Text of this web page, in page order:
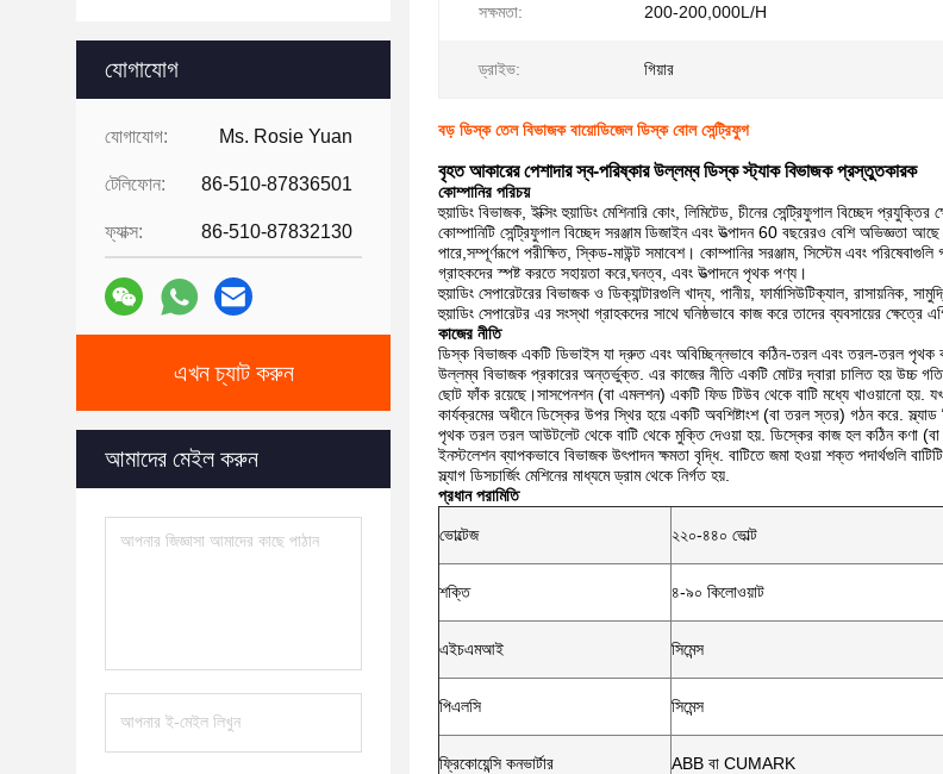
যোগাযোগ
যোগাযোগ: Ms. Rosie Yuan
টেলিফোন: 86-510-87836501
ফ্যাক্স: 86-510-87832130
এখন চ্যাট করুন
আমাদের মেইল ​​করুন
সক্ষমতা: 200-200,000L/H
ড্রাইভ: গিয়ার
বড় ডিস্ক তেল বিভাজক বায়োডিজেল ডিস্ক বোল সেন্ট্রিফুগ
বৃহত আকারের পেশাদার স্ব-পরিষ্কার উল্লম্ব ডিস্ক স্ট্যাক বিভাজক প্রস্তুতকারক
কোম্পানির পরিচয়
হুয়াডিং বিভাজক, ইক্সিং হুয়াডিং মেশিনারি কোং, লিমিটেড, চীনের সেন্ট্রিফুগাল বিচ্ছেদ
কোম্পানিটি সেন্ট্রিফুগাল বিচ্ছেদ সরঞ্জাম ডিজাইন এবং উত্পাদন 60 বছরেরও বেশি অভিজ্ঞতা
পারে,সম্পূর্ণরূপে পরীক্ষিত, স্কিড-মাউন্ট সমাবেশ। কোম্পানির সরঞ্জাম, সিস্টেম এবং
গ্রাহকদের স্পষ্ট করতে সহায়তা করে,ঘনত্ব, এবং উত্পাদনে পৃথক পণ্য।
হুয়াডিং সেপারেটরের বিভাজক ও ডিক্যান্টারগুলি খাদ্য, পানীয়, ফার্মাসিউটিক্যাল, রাসায়নিক,
হুয়াডিং সেপারেটর এর সংস্থা গ্রাহকদের সাথে ঘনিষ্ঠভাবে কাজ করে তাদের ব্যবসায়ের ক্ষেত্রে
কাজের নীতি
ডিস্ক বিভাজক একটি ডিভাইস যা দ্রুত এবং অবিচ্ছিন্নভাবে কঠিন-তরল এবং তরল-তরল
উল্লম্ব বিভাজক প্রকারের অন্তর্ভুক্ত. এর কাজের নীতি একটি মোটর দ্বারা চালিত হয় উচ্চ
ছোট ফাঁক রয়েছে।সাসপেনশন (বা এমলশন) একটি ফিড টিউব থেকে বাটি মধ্যে খাওয়ানো হয়.
কার্যক্রমের অধীনে ডিস্কের উপর স্থির হয়ে একটি অবশিষ্টাংশ (বা তরল স্তর) গঠন করে.
পৃথক তরল তরল আউটলেট থেকে বাটি থেকে মুক্তি দেওয়া হয়. ডিস্কের কাজ হল কঠিন কণা
ইনস্টলেশন ব্যাপকভাবে বিভাজক উৎপাদন ক্ষমতা বৃদ্ধি. বাটিতে জমা হওয়া শক্ত পদার্থগুলি
স্ল্যাগ ডিসচার্জিং মেশিনের মাধ্যমে ড্রাম থেকে নির্গত হয়.
প্রধান পরামিতি
ভোল্টেজ ২২০-৪৪০ ভোল্ট
শক্তি ৪-৯০ কিলোওয়াট
এইচএমআই সিমেন্স
পিএলসি সিমেন্স
ফ্রিকোয়েন্সি কনভার্টার ABB বা CUMARK